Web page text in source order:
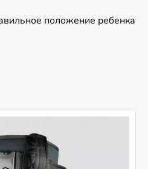
положение ребенка